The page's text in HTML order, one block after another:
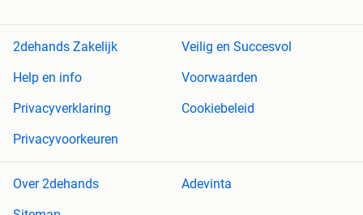
2dehands Zakelijk
Veilig en Succesvol
Help en info
Voorwaarden
Privacyverklaring
Cookiebeleid
Privacyvoorkeuren
Over 2dehands
Adevinta